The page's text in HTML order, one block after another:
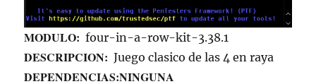
MODULO: four-in-a-row-kit-3.38.1
DESCRIPCION: Juego clasico de las 4 en raya
DEPENDENCIAS:NINGUNA